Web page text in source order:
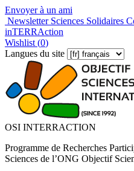
Envoyer à un ami
Newsletter Sciences Solidaires
inTERRAction
Wishlist (0)
Langues du site
OSI INTERRACTION
Programme de Recherches
Sciences de l’ONG Objectif